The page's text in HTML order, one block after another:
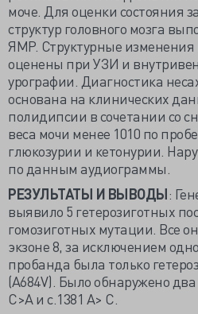
моче. Для оценки состояния
структур головного мозга
ЯМР. Структурные изменения
оценены при УЗИ и
урографии. Диагностика
основана на клинических
полидипсии в сочетании со
веса мочи менее 1010 по
глюкозурии и кетонурии.
по данным аудиограммы.
РЕЗУЛЬТАТЫ И ВЫВОДЫ:
выявило 5 гетерозиготных
гомозиготных мутации. Все
экзоне 8, за исключением
пробанда была только
(A684V). Было обнаружено
С>А и c.1381 А> C.